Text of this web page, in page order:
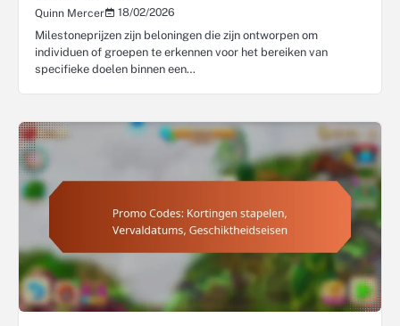
Quinn Mercer
18/02/2026
Milestoneprijzen zijn beloningen die zijn ontworpen om
individuen of groepen te erkennen voor het bereiken van
specifieke doelen binnen een…